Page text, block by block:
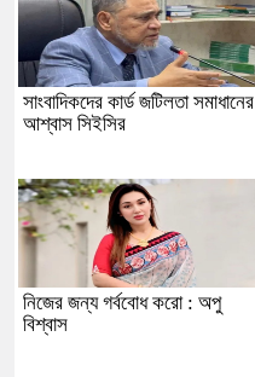
সাংবাদিকদের কার্ড জটিলতা সমাধানের
আশ্বাস সিইসির
নিজের জন্য গর্ববোধ করো : অপু
বিশ্বাস